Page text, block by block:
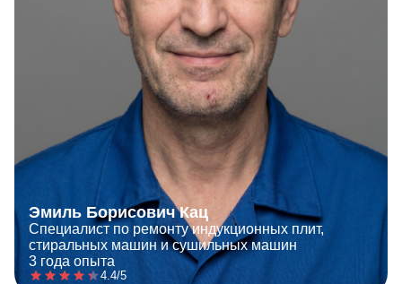
Эмиль Борисович Кац
Специалист по ремонту индукционных плит,
стиральных машин и сушильных машин
3 года опыта
4.4/5